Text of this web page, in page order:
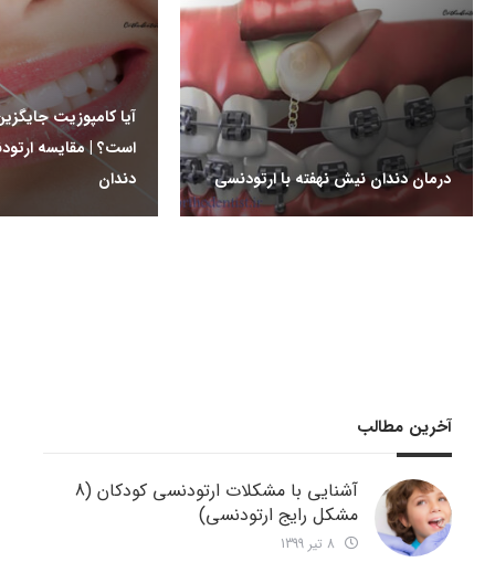
درمان دندان نیش نهفته با ارتودنسی
آیا کامپوزیت
است؟ | مقایسه
دندان
آخرین مطالب
آشنایی با مشکلات ارتودنسی کودکان (8
مشکل رایج ارتودنسی)